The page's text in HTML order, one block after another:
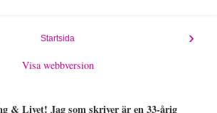
›
Startsida
Visa webbversion
& Livet! Jag som skriver är en 33-årig